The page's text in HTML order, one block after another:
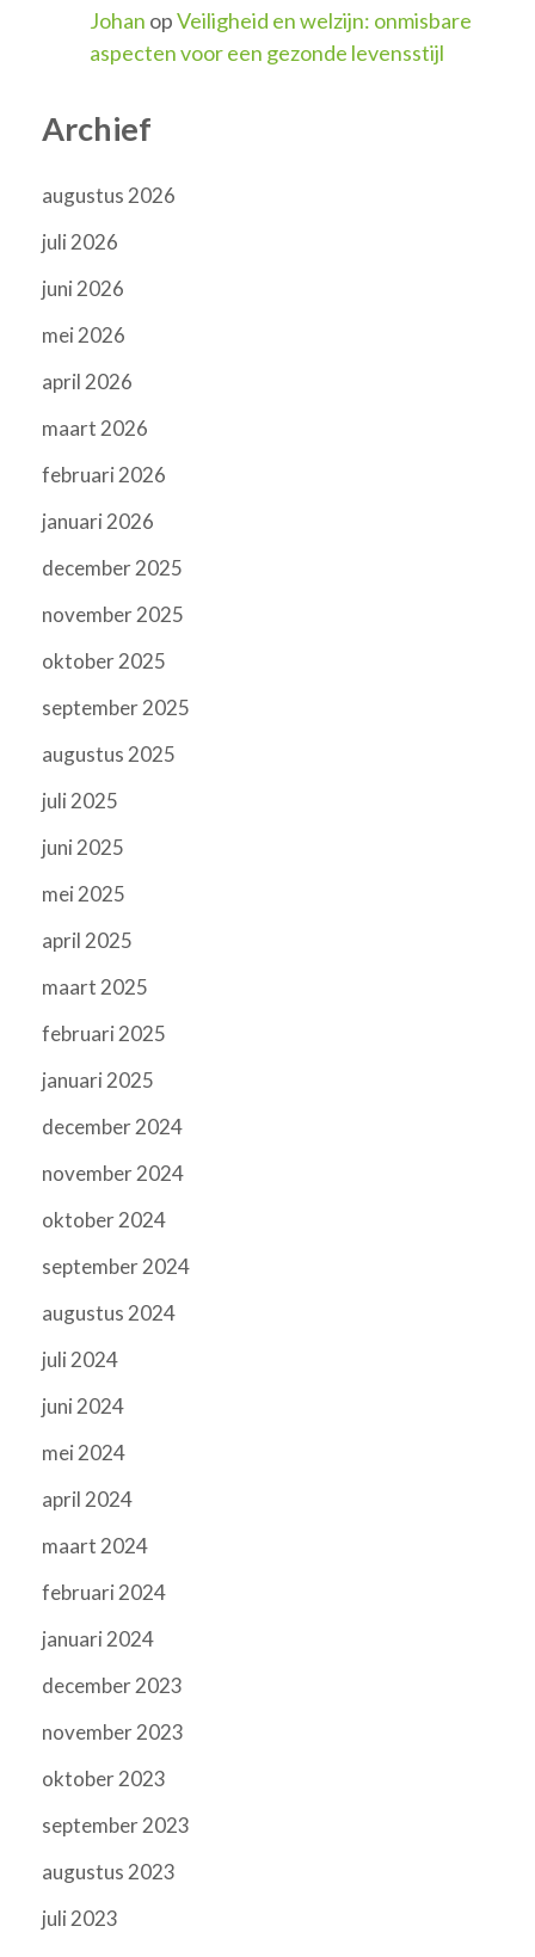
Johan opVeiligheid en welzijn: onmisbare
aspecten voor een gezonde levensstijl
Archief
augustus 2026
juli 2026
juni 2026
mei 2026
april 2026
maart 2026
februari 2026
januari 2026
december 2025
november 2025
oktober 2025
september 2025
augustus 2025
juli 2025
juni 2025
mei 2025
april 2025
maart 2025
februari 2025
januari 2025
december 2024
november 2024
oktober 2024
september 2024
augustus 2024
juli 2024
juni 2024
mei 2024
april 2024
maart 2024
februari 2024
januari 2024
december 2023
november 2023
oktober 2023
september 2023
augustus 2023
juli 2023